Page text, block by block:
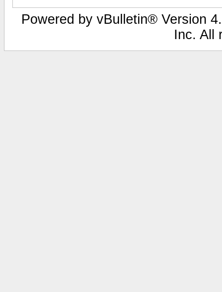
Powered by vBulletin® Version
Inc. All